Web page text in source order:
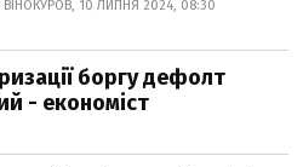
10 ЛИПНЯ 2024, 08:30
боргу дефолт
- економіст